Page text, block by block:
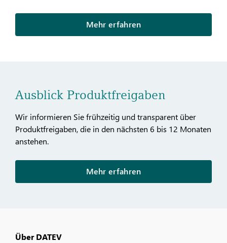
Mehr erfahren
Ausblick Produktfreigaben
Wir informieren Sie frühzeitig und transparent über
Produktfreigaben, die in den nächsten 6 bis 12 Monaten
anstehen.
Mehr erfahren
Über DATEV